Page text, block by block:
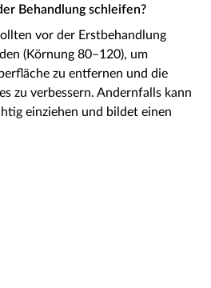
Behandlung schleifen?
vor der Erstbehandlung
(Körnung 80–120), um
zu entfernen und die
zu verbessern. Andernfalls kann
einziehen und bildet einen